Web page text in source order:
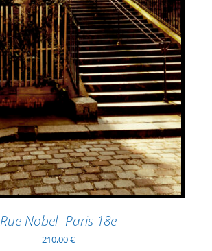
AJOUTER AU PANIER
/
Rue Nobel- Paris 18e
210,00€